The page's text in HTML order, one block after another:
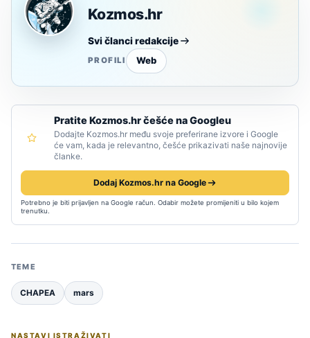
Kozmos.hr
Svi članci redakcije
PROFILI Web
Pratite Kozmos.hr češće na Googleu
Dodajte Kozmos.hr među svoje preferirane izvore i Google
će vam, kada je relevantno, češće prikazivati naše najnovije
članke.
Dodaj Kozmos.hr na Google
Potrebno je biti prijavljen na Google račun. Odabir možete promijeniti u bilo kojem
trenutku.
TEME
CHAPEA mars
NASTAVI ISTRAŽIVATI